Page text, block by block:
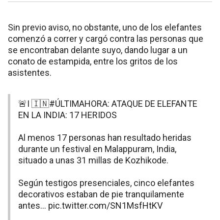
Sin previo aviso, no obstante, uno de los elefantes
comenzó a correr y cargó contra las personas que
se encontraban delante suyo, dando lugar a un
conato de estampida, entre los gritos de los
asistentes.
🚨I 🇮🇳#ÚLTIMAHORA: ATAQUE DE ELEFANTE
EN LA INDIA: 17 HERIDOS
Al menos 17 personas han resultado heridas
durante un festival en Malappuram, India,
situado a unas 31 millas de Kozhikode.
Según testigos presenciales, cinco elefantes
decorativos estaban de pie tranquilamente
antes… pic.twitter.com/SN1MsfHtKV